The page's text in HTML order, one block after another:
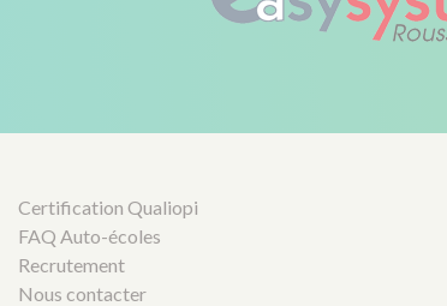
Certification Qualiopi
FAQ Auto-écoles
Recrutement
Nous contacter